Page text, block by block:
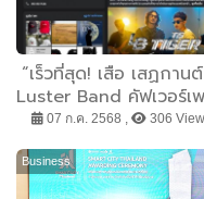
“เร็วที่สุด! เสือ เสฏกาน
Luster Band คัฟเวอร์เ
จาก DoubleDeep ถึง
โปรเจกต์สุดซึ้ง”
07 ก.ค. 2568 , 306
Business